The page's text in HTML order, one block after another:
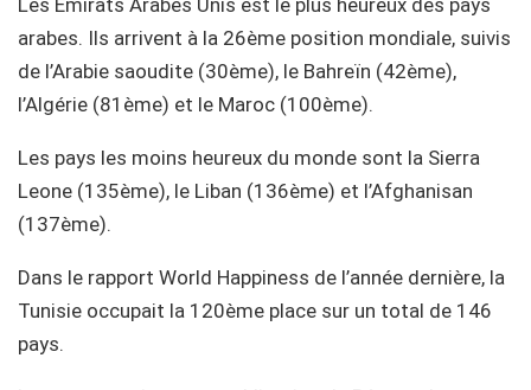
arabes. Ils arrivent à la 26ème position mondiale, suivis
de l’Arabie saoudite (30ème), le Bahreïn (42ème),
l’Algérie (81ème) et le Maroc (100ème).
Les pays les moins heureux du monde sont la Sierra
Leone (135ème), le Liban (136ème) et l’Afghanisan
(137ème).
Dans le rapport World Happiness de l’année dernière, la
Tunisie occupait la 120ème place sur un total de 146
pays.